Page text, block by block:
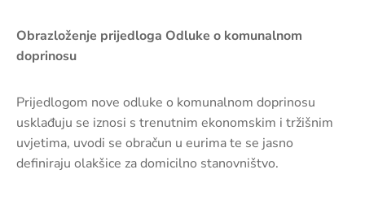
Obrazloženje prijedloga Odluke o komunalnom
doprinosu
Prijedlogom nove odluke o komunalnom doprinosu
usklađuju se iznosi s trenutnim ekonomskim i tržišnim
uvjetima, uvodi se obračun u eurima te se jasno
definiraju olakšice za domicilno stanovništvo.